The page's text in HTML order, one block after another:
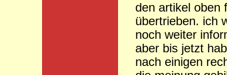
den artikel oben
übertrieben. ich
noch weiter
aber bis jetzt
nach einigen